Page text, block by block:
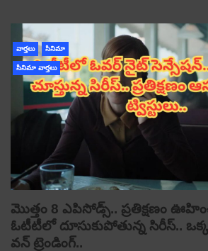
వార్తలు సినిమా
సినిమా వార్తలు
మొత్తం 8 ఎపిసోడ్స్.. ప్రతిక్షణం
ఓటీటీలో దూసుకుపోతున్న సిరీస్..
వన్ ట్రెండింగ్..